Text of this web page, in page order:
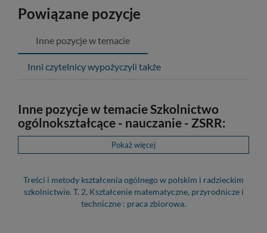
Powiązane pozycje
Inne pozycje w temacie
Inni czytelnicy wypożyczyli także
Inne pozycje w temacie Szkolnictwo
ogólnokształcące - nauczanie - ZSRR:
Pokaż więcej
Treści i metody kształcenia ogólnego w polskim i radzieckim
szkolnictwie. T. 2, Kształcenie matematyczne, przyrodnicze i
techniczne : praca zbiorowa.